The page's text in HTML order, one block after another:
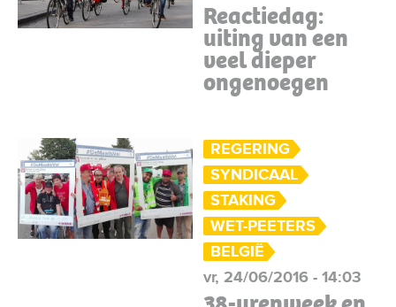
Reactiedag:
uiting van een
veel dieper
ongenoegen
REGERING
SYNDICAAL
STAKING
WET-PEETERS
BELGIË
vr, 24/06/2016 - 14:03